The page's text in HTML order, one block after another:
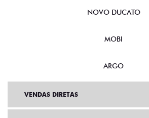
NOVO DUCATO
MOBI
ARGO
VENDAS DIRETAS